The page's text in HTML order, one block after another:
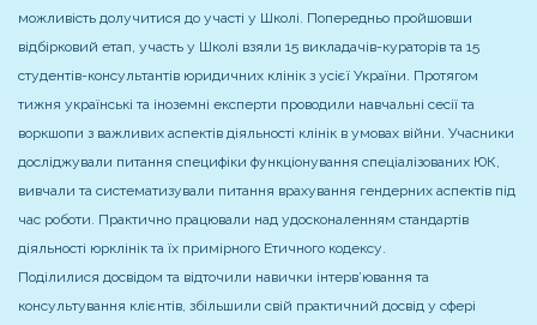
можливість долучитися до участі у Школі. Попередньо пройшовши
відбірковий етап, участь у Школі взяли 15 викладачів-кураторів та 15
студентів-консультантів юридичних клінік з усієї України. Протягом
тижня українські та іноземні експерти проводили навчальні сесії та
воркшопи з важливих аспектів діяльності клінік в умовах війни. Учасники
досліджували питання специфіки функціонування спеціалізованих ЮК,
вивчали та систематизували питання врахування гендерних аспектів під
час роботи. Практично працювали над удосконаленням стандартів
діяльності юрклінік та їх примірного Етичного кодексу.
Поділилися досвідом та відточили навички інтерв’ювання та
консультування клієнтів, збільшили свій практичний досвід у сфері